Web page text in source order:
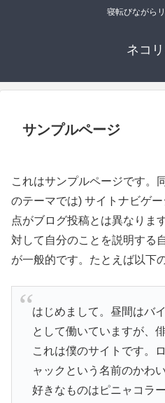
寝転びながら
ネコ
サンプルページ
これはサンプルページです。
のテーマでは) サイトナビゲ
点がブログ投稿とは異なりま
対して自分のことを説明する
が一般的です。たとえば以下
はじめまして。昼間はバ
として働いていますが、
これは僕のサイトです。
ャックという名前のかわ
好きなものはピニャコラ